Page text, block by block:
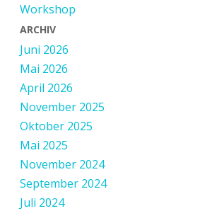
Workshop
ARCHIV
Juni 2026
Mai 2026
April 2026
November 2025
Oktober 2025
Mai 2025
November 2024
September 2024
Juli 2024